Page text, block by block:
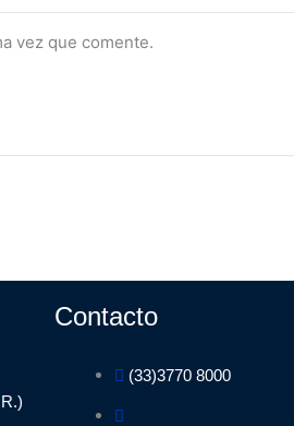
vez que comente.
Contacto
(33)3770 8000